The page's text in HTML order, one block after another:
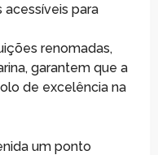
para
renomadas,
garantem que a
de excelência na
um ponto